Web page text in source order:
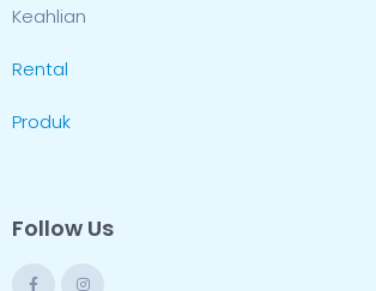
Keahlian
Rental
Produk
Follow Us